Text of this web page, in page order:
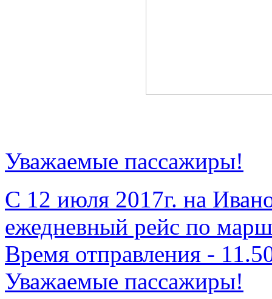
Уважаемые пассажиры!
С 12 июля 2017г. на
ежедневный рейс по
Время отправления -
Уважаемые пассажиры!